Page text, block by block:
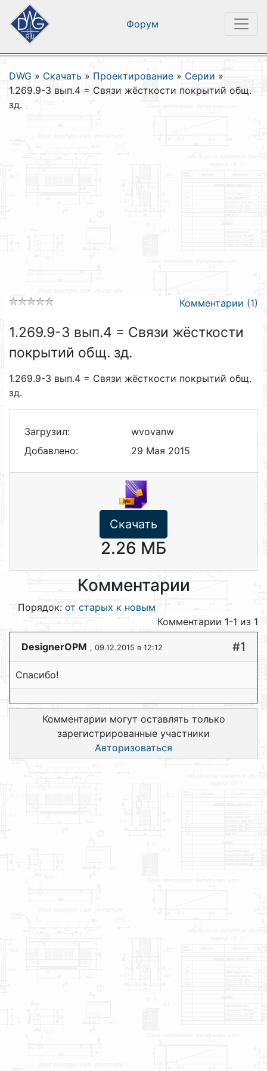
Форум
DWG » Скачать » Проектирование » Серии »
1.269.9-3 вып.4 = Связи жёсткости покрытий общ.
зд.
Комментарии (1)
1.269.9-3 вып.4 = Связи жёсткости
покрытий общ. зд.
1.269.9-3 вып.4 = Связи жёсткости покрытий общ.
зд.
Загрузил:
wvovanw
Добавлено:
29 Мая 2015
Скачать
2.26 МБ
Комментарии
Порядок: от старых к новым
Комментарии 1-1 из 1
DesignerOPM , 09.12.2015 в 12:12 #1
Спасибо!
Комментарии могут оставлять только
зарегистрированные участники
Авторизоваться